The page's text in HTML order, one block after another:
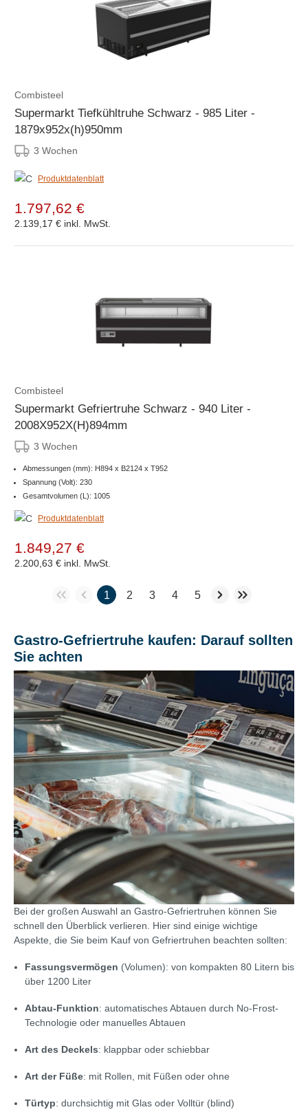
Combisteel
Supermarkt Tiefkühltruhe Schwarz - 985 Liter -
1879x952x(h)950mm
3 Wochen
Produktdatenblatt
1.797,62 €
2.139,17 € inkl. MwSt.
Combisteel
Supermarkt Gefriertruhe Schwarz - 940 Liter -
2008X952X(H)894mm
3 Wochen
Abmessungen (mm): H894 x B2124 x T952
Spannung (Volt): 230
Gesamtvolumen (L): 1005
Produktdatenblatt
1.849,27 €
2.200,63 € inkl. MwSt.
1 2 3 4 5
Gastro-Gefriertruhe kaufen: Darauf sollten
Sie achten
Bei der großen Auswahl an Gastro-Gefriertruhen können Sie
schnell den Überblick verlieren. Hier sind einige wichtige
Aspekte, die Sie beim Kauf von Gefriertruhen beachten sollten:
Fassungsvermögen (Volumen): von kompakten 80 Litern bis
über 1200 Liter
Abtau-Funktion: automatisches Abtauen durch No-Frost-
Technologie oder manuelles Abtauen
Art des Deckels: klappbar oder schiebbar
Art der Füße: mit Rollen, mit Füßen oder ohne
Türtyp: durchsichtig mit Glas oder Volltür (blind)